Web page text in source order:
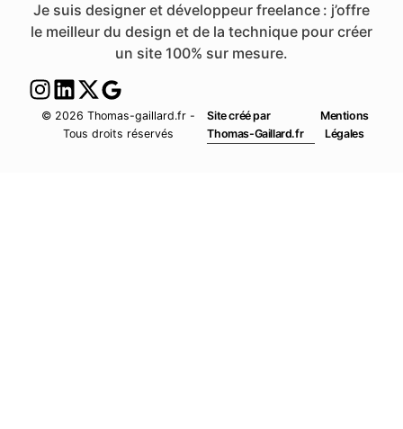
Je suis designer et développeur freelance : j’offre
le meilleur du design et de la technique pour créer
un site 100% sur mesure.
© 2026 Thomas-gaillard.fr -
Tous droits réservés
Site créé par
Thomas-Gaillard.fr
Mentions
Légales